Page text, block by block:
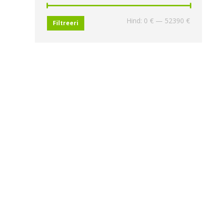
Filtreeri Hind: 0 € — 52390 €